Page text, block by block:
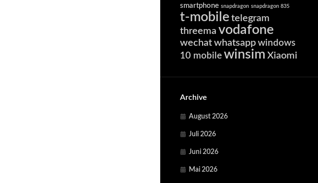
smartphone snapdragon snapdragon 835
t-mobile telegram
threema vodafone
wechat whatsapp windows
10 mobile winsim Xiaomi
Archive
August 2026
Juli 2026
Juni 2026
Mai 2026